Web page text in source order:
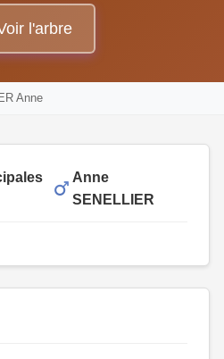
l'arbre
Anne
Anne
SENELLIER